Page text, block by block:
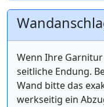
Wenn Ihre
seitliche Endung.
Wand bitte das
werkseitig ein